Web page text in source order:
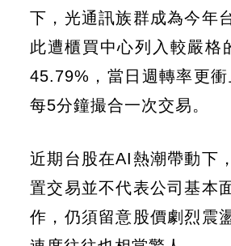
下，光通訊族群成為今年
此遭櫃買中心列入較嚴格
45.79%，當日週轉率更
每5分鐘撮合一次交易。
近期台股在AI熱潮帶動下
置交易並不代表公司基本
作，仍須留意股價劇烈震